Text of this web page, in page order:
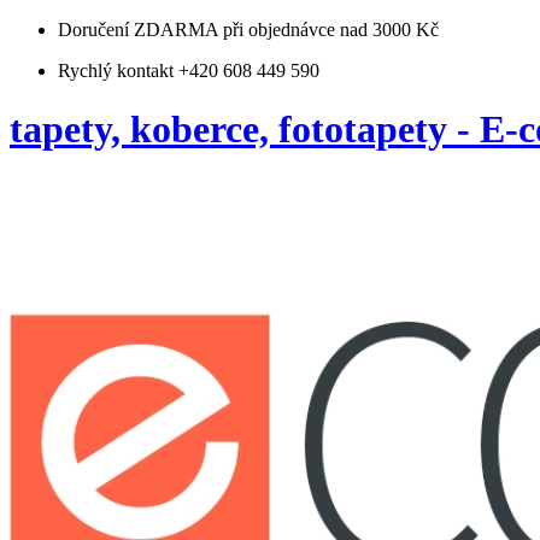
Doručení ZDARMA při objednávce nad 3000 Kč
Rychlý kontakt +420 608 449 590
tapety, koberce, fototapety - E-